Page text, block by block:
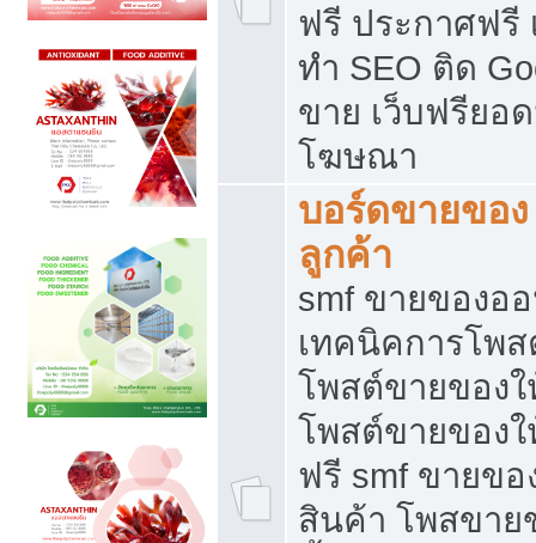
ฟรี ประกาศฟรี
ทำ SEO ติด
ขาย เว็บฟรียอ
โฆษณา
บอร์ดขายของ
ลูกค้า
smf ขายของอ
เทคนิคการโพ
โพสต์ขายของ
โพสต์ขายของ
ฟรี smf ขายข
สินค้า โพสขาย